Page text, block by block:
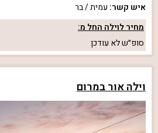
איש קשר: עמית / בר
מחיר לוילה החל מ:
סופ״שלא עודכן
וילה אור במרום